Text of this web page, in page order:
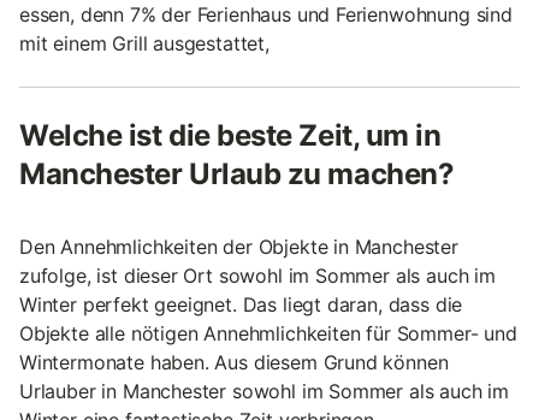
essen, denn 7% der Ferienhaus und Ferienwohnung sind
mit einem Grill ausgestattet,
Welche ist die beste Zeit, um in
Manchester Urlaub zu machen?
Den Annehmlichkeiten der Objekte in Manchester
zufolge, ist dieser Ort sowohl im Sommer als auch im
Winter perfekt geeignet. Das liegt daran, dass die
Objekte alle nötigen Annehmlichkeiten für Sommer- und
Wintermonate haben. Aus diesem Grund können
Urlauber in Manchester sowohl im Sommer als auch im